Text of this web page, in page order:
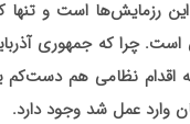
رزمایش‌ها است و
است. چرا که جمهوری
اقدام نظامی هم دست‌کم
وارد عمل شد وجود دارد.